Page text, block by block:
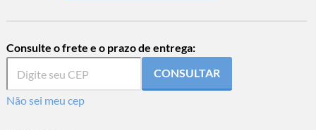
Consulte o frete e o prazo de entrega:
CONSULTAR
Não sei meu cep